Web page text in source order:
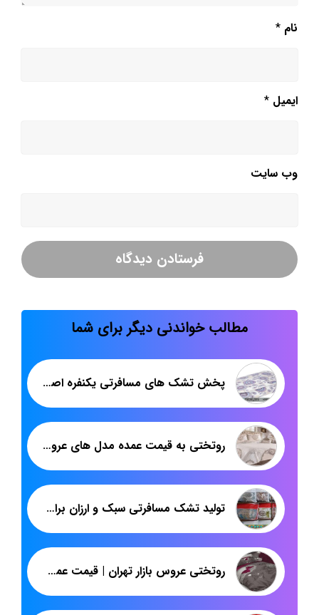
نام *
ایمیل *
وب‌ سایت
مطالب خواندنی دیگر برای شما
پخش تشک های مسافرتی یکنفره اصفهان
روتختی به قیمت عمده مدل های عروس دونفره
تولید تشک مسافرتی سبک و ارزان برای بازار عراق
روتختی عروس بازار تهران | قیمت عمده روتختی برای صادرات